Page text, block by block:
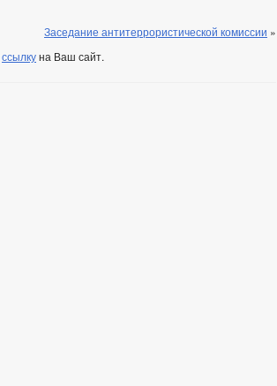
Заседание антитеррористической комиссии »
ссылкуна Ваш сайт.